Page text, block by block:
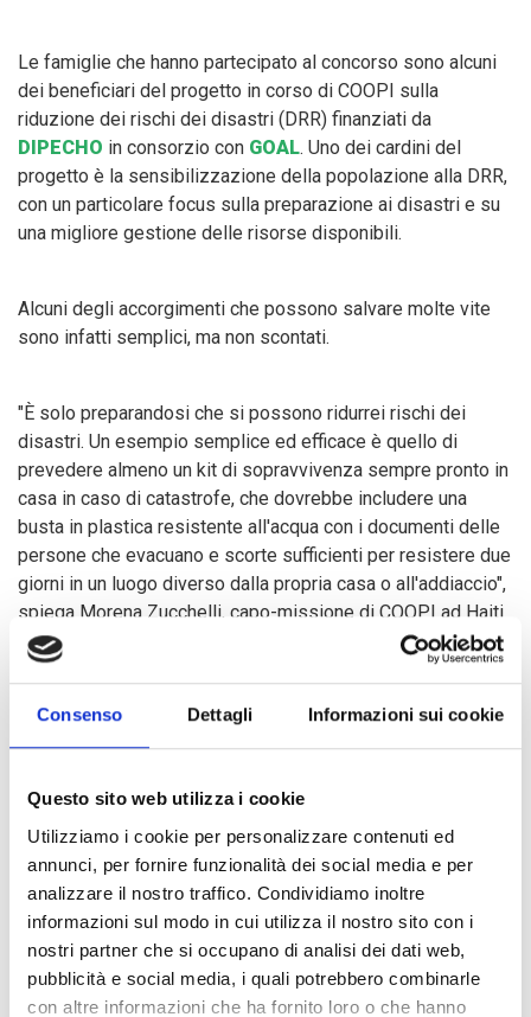
Consenso Dettagli Informazioni sui cookie
Questo sito web utilizza i cookie
Utilizziamo i cookie per personalizzare contenuti ed
annunci, per fornire funzionalità dei social media e per
analizzare il nostro traffico. Condividiamo inoltre
informazioni sul modo in cui utilizza il nostro sito con i
nostri partner che si occupano di analisi dei dati web,
pubblicità e social media, i quali potrebbero combinarle
con altre informazioni che ha fornito loro o che hanno
Le famiglie che hanno partecipato al concorso sono alcuni
dei beneficiari del progetto in corso di COOPI sulla
riduzione dei rischi dei disastri (DRR) finanziati da
DIPECHO in consorzio con GOAL. Uno dei cardini del
progetto è la sensibilizzazione della popolazione alla DRR,
con un particolare focus sulla preparazione ai disastri e su
una migliore gestione delle risorse disponibili.
Alcuni degli accorgimenti che possono salvare molte vite
sono infatti semplici, ma non scontati.
"È solo preparandosi che si possono ridurrei rischi dei
disastri. Un esempio semplice ed efficace è quello di
prevedere almeno un kit di sopravvivenza sempre pronto in
casa in caso di catastrofe, che dovrebbe includere una
busta in plastica resistente all'acqua con i documenti delle
persone che evacuano e scorte sufficienti per resistere due
giorni in un luogo diverso dalla propria casa o all'addiaccio",
spiega Morena Zucchelli, capo-missione di COOPI ad Haiti
ed esperta di DRR.
A maggio 2015, più di 1800 beneficiari, previsti dal progetto
indicato, (tra cui le famiglie partecipanti al concorso) sono
semplice ed efficace strumento informativo, realizzato dal
CTESP con il concorso di molte ong internazionali e locali e
validato dalla Protezione Civile Nazionale Haitiana per
spiegare alle famiglie cosa fare in caso di emergenza, chi
chiamare, come eventualmente evacuare e cosa ci deve
essere nel kit di sopravvivenza.